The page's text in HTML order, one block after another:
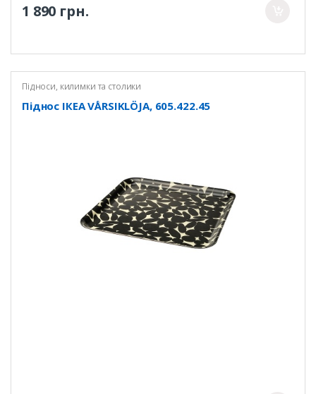
1 890 грн.
Підноси, килимки та столики
Піднос ІКЕА VÅRSIKLÖJA, 605.422.45